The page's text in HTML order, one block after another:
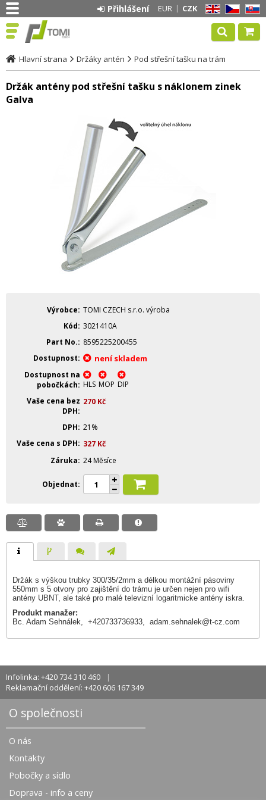
EN CZ SK
EUR CZK
Přihlášení
Hlavní strana Držáky antén Pod střešní tašku na trám
Držák antény pod střešní tašku s náklonem zinek
Galva
Výrobce TOMI CZECH s.r.o. výroba
Kód 3021410A
Part No.
8595225200455
Dostupnost
není skladem
Dostupnost na
pobočkách
HLS MOP DIP
Vaše cena bez
DPH
270 Kč
DPH 21%
Vaše cena s DPH
327 Kč
Záruka 24 Měsíce
Objednat
Držák s výškou trubky 300/35/2mm a délkou montážní pásoviny
550mm s 5 otvory pro zajištění do trámu je určen nejen pro wifi
antény UBNT, ale také pro malé televizní logaritmicke antény iskra.
Produkt manažer:
Bc. Adam Sehnálek, +420733736933, adam.sehnalek@t-cz.com
Infolinka: +420 734 310 460
Reklamační oddělení: +420 606 167 349
O společnosti
O nás
Kontakty
Pobočky a sídlo
Doprava - info a ceny